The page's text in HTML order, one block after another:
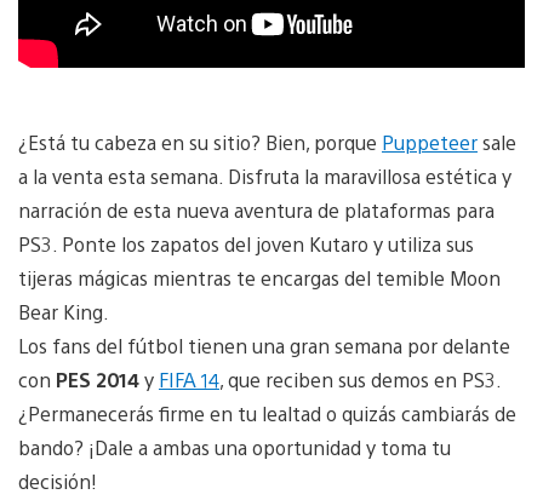
¿Está tu cabeza en su sitio? Bien, porque Puppeteersale
a la venta esta semana. Disfruta la maravillosa estética y
narración de esta nueva aventura de plataformas para
PS3. Ponte los zapatos del joven Kutaro y utiliza sus
tijeras mágicas mientras te encargas del temible Moon
Bear King.
Los fans del fútbol tienen una gran semana por delante
con PES 2014y FIFA 14, que reciben sus demos en PS3.
¿Permanecerás firme en tu lealtad o quizás cambiarás de
bando? ¡Dale a ambas una oportunidad y toma tu
decisión!